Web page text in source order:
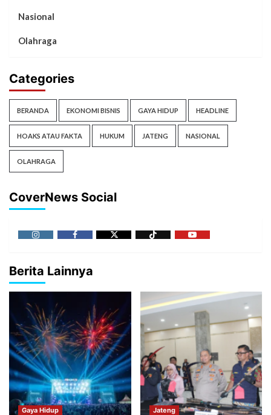
Nasional
Olahraga
Categories
BERANDA EKONOMI BISNIS GAYA HIDUP HEADLINE
HOAKS ATAU FAKTA HUKUM JATENG NASIONAL
OLAHRAGA
CoverNews Social
Berita Lainnya
Gaya Hidup Jateng